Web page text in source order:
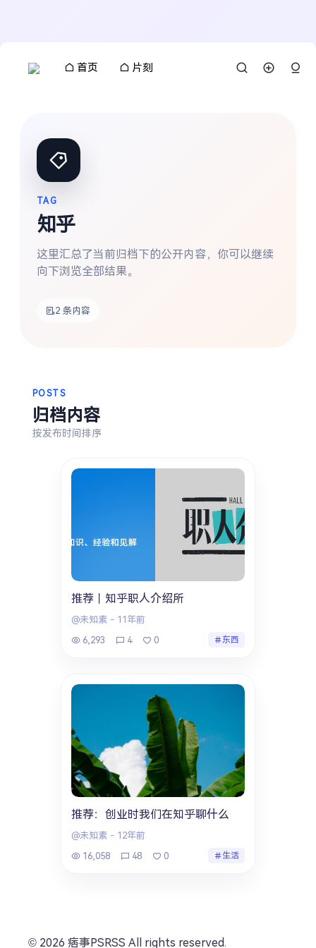
首页 片刻
摄影
TAG
知乎
这里汇总了当前归档下的公开内容，你可以继续
向下浏览全部结果。
2 条内容
POSTS
归档内容
按发布时间排序
推荐｜知乎职人介绍所
@未知素 - 11年前
6,293
4 0 东西
推荐：创业时我们在知乎聊什么
@未知素 - 12年前
16,058
48 0 生活
© 2026 痞事PSRSS All rights reserved.